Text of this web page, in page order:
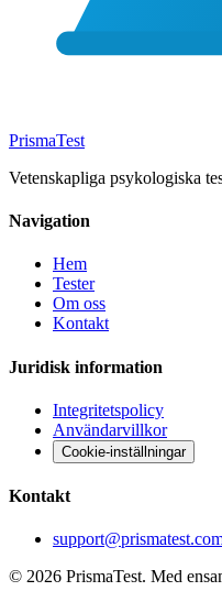
PrismaTest
Vetenskapliga psykologiska
Navigation
Hem
Tester
Om oss
Kontakt
Juridisk information
Integritetspolicy
Användarvillkor
Cookie-inställningar
Kontakt
© 2026 PrismaTest. Med